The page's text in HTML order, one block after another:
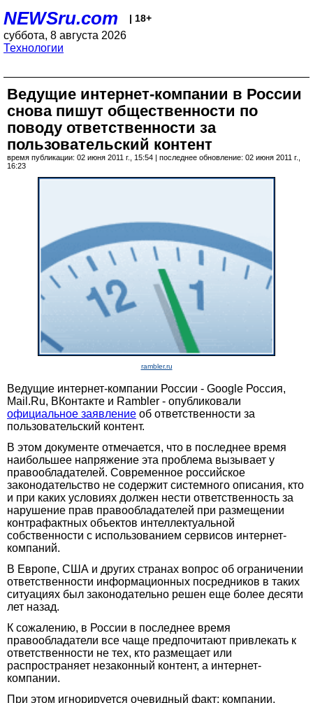
NEWSru.com | 18+
суббота, 8 августа 2026
Технологии
Ведущие интернет-компании в России
снова пишут общественности по
поводу ответственности за
пользовательский контент
время публикации: 02 июня 2011 г., 15:54 | последнее обновление: 02 июня 2011 г.,
16:23
rambler.ru
Ведущие интернет-компании России - Google Россия,
Mail.Ru, ВКонтакте и Rambler - опубликовали
официальное заявление об ответственности за
пользовательский контент.
В этом документе отмечается, что в последнее время
наибольшее напряжение эта проблема вызывает у
правообладателей. Современное российское
законодательство не содержит системного описания, кто
и при каких условиях должен нести ответственность за
нарушение прав правообладателей при размещении
контрафактных объектов интеллектуальной
собственности с использованием сервисов интернет-
компаний.
В Европе, США и других странах вопрос об ограничении
ответственности информационных посредников в таких
ситуациях был законодательно решен еще более десяти
лет назад.
К сожалению, в России в последнее время
правообладатели все чаще предпочитают привлекать к
ответственности не тех, кто размещает или
распространяет незаконный контент, а интернет-
компании.
При этом игнорируется очевидный факт: компании,